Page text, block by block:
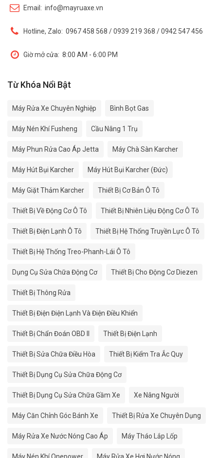
Email: info@mayruaxe.vn
Hotline, Zalo: 0967 458 568 / 0939 219 368 / 0942 547 456
Giờ mở cửa: 8:00 AM - 6:00 PM
Từ Khóa Nổi Bật
Máy Rửa Xe Chuyên Nghiệp Bình Bọt Gas
Máy Nén Khí Fusheng Cầu Nâng 1 Trụ
Máy Phun Rửa Cao Áp Jetta Máy Chà Sàn Karcher
Máy Hút Bụi Karcher Máy Hút Bụi Karcher (Đức)
Máy Giặt Thảm Karcher Thiết Bị Cơ Bản Ô Tô
Thiết Bị Về Động Cơ Ô Tô Thiết Bị Nhiên Liệu Động Cơ Ô Tô
Thiết Bị Điện Lạnh Ô Tô Thiết Bị Hệ Thống Truyền Lực Ô Tô
Thiết Bị Hệ Thống Treo-Phanh-Lái Ô Tô
Dụng Cụ Sửa Chữa Động Cơ Thiết Bị Cho Động Cơ Diezen
Thiết Bị Thông Rửa
Thiết Bị Điện Điện Lạnh Và Điện Điều Khiển
Thiết Bị Chẩn Đoán OBD II Thiết Bị Điện Lạnh
Thiết Bị Sửa Chữa Điều Hòa Thiết Bị Kiểm Tra Ắc Quy
Thiết Bị Dụng Cụ Sửa Chữa Động Cơ
Thiết Bị Dụng Cụ Sửa Chữa Gầm Xe Xe Nâng Người
Máy Căn Chỉnh Góc Bánh Xe Thiết Bị Rửa Xe Chuyên Dụng
Máy Rửa Xe Nước Nóng Cao Áp Máy Tháo Lắp Lốp